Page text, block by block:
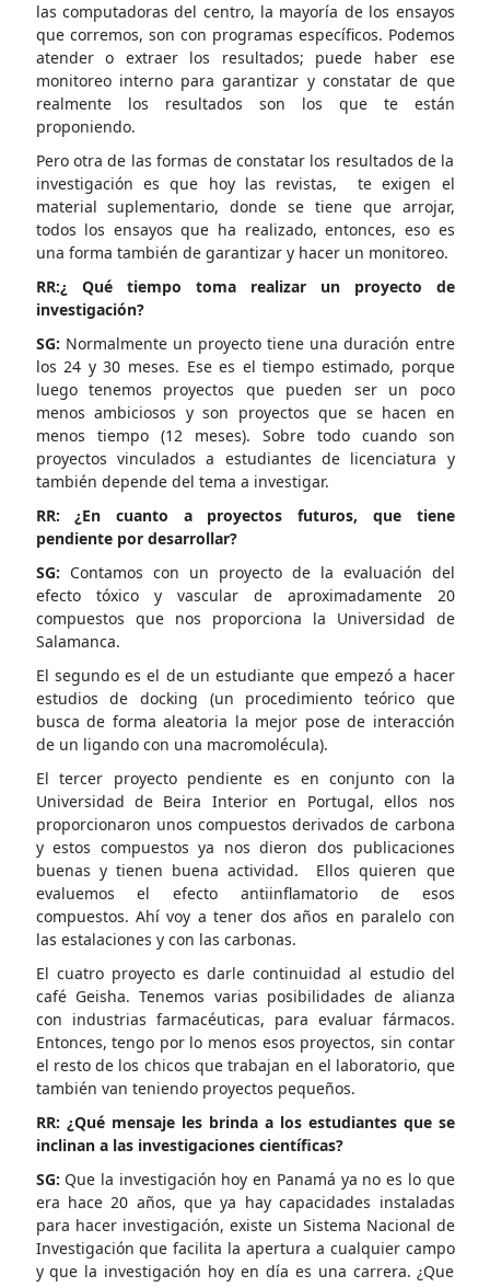
las computadoras del centro, la mayoría de los ensayos
que corremos, son con programas específicos. Podemos
atender o extraer los resultados; puede haber ese
monitoreo interno para garantizar y constatar de que
realmente los resultados son los que te están
proponiendo.
Pero otra de las formas de constatar los resultados de la
investigación es que hoy las revistas, te exigen el
material suplementario, donde se tiene que arrojar,
todos los ensayos que ha realizado, entonces, eso es
una forma también de garantizar y hacer un monitoreo.
RR:¿ Qué tiempo toma realizar un proyecto de
investigación?
SG: Normalmente un proyecto tiene una duración entre
los 24 y 30 meses. Ese es el tiempo estimado, porque
luego tenemos proyectos que pueden ser un poco
menos ambiciosos y son proyectos que se hacen en
menos tiempo (12 meses). Sobre todo cuando son
proyectos vinculados a estudiantes de licenciatura y
también depende del tema a investigar.
RR: ¿En cuanto a proyectos futuros, que tiene
pendiente por desarrollar?
SG: Contamos con un proyecto de la evaluación del
efecto tóxico y vascular de aproximadamente 20
compuestos que nos proporciona la Universidad de
Salamanca.
El segundo es el de un estudiante que empezó a hacer
estudios de docking (un procedimiento teórico que
busca de forma aleatoria la mejor pose de interacción
de un ligando con una macromolécula).
El tercer proyecto pendiente es en conjunto con la
Universidad de Beira Interior en Portugal, ellos nos
proporcionaron unos compuestos derivados de carbona
y estos compuestos ya nos dieron dos publicaciones
buenas y tienen buena actividad. Ellos quieren que
evaluemos el efecto antiinflamatorio de esos
compuestos. Ahí voy a tener dos años en paralelo con
las estalaciones y con las carbonas.
El cuatro proyecto es darle continuidad al estudio del
café Geisha. Tenemos varias posibilidades de alianza
con industrias farmacéuticas, para evaluar fármacos.
Entonces, tengo por lo menos esos proyectos, sin contar
el resto de los chicos que trabajan en el laboratorio, que
también van teniendo proyectos pequeños.
RR: ¿Qué mensaje les brinda a los estudiantes que se
inclinan a las investigaciones científicas?
SG: Que la investigación hoy en Panamá ya no es lo que
era hace 20 años, que ya hay capacidades instaladas
para hacer investigación, existe un Sistema Nacional de
Investigación que facilita la apertura a cualquier campo
y que la investigación hoy en día es una carrera. ¿Que